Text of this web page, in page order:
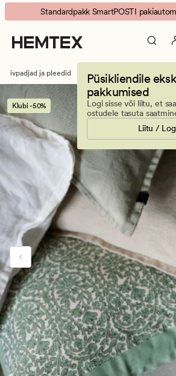
Alma
dekoratiivpadja
kate
roheline
Animated
banner.
Press
ESCAPE
pause.
Standardpakk SmartPOSTI
Püsikliendile
pakkumised
Logi sisse või liitu, et
ostudele tasuta
Liitu /
ja pleedid Dekoratiivpadjad ja -katted
Klubi -50%